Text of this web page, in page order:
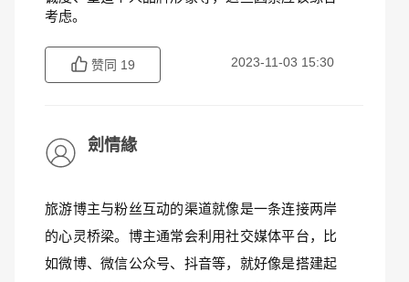
考虑。
赞同 19 2023-11-03 15:30
劍情緣
旅游博主与粉丝互动的渠道就像是一条连接两岸
的心灵桥梁。博主通常会利用社交媒体平台，比
如微博、微信公众号、抖音等，就好像是搭建起